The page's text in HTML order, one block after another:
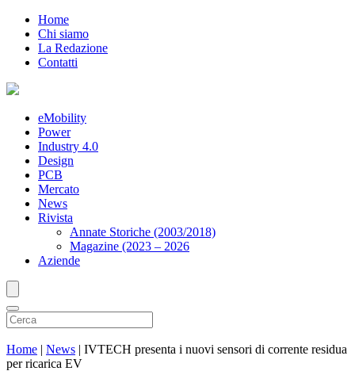
Home
Chi siamo
La Redazione
Contatti
eMobility
Power
Industry 4.0
Design
PCB
Mercato
News
Rivista
Annate Storiche (2003/2018)
Magazine (2023 – 2026
Aziende
Home | News | IVTECH presenta i nuovi sensori di corrente residua
per ricarica EV